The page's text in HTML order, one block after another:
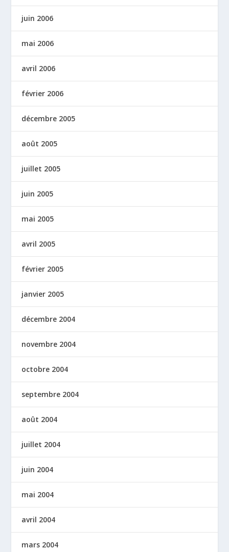
juin 2006
mai 2006
avril 2006
février 2006
décembre 2005
août 2005
juillet 2005
juin 2005
mai 2005
avril 2005
février 2005
janvier 2005
décembre 2004
novembre 2004
octobre 2004
septembre 2004
août 2004
juillet 2004
juin 2004
mai 2004
avril 2004
mars 2004